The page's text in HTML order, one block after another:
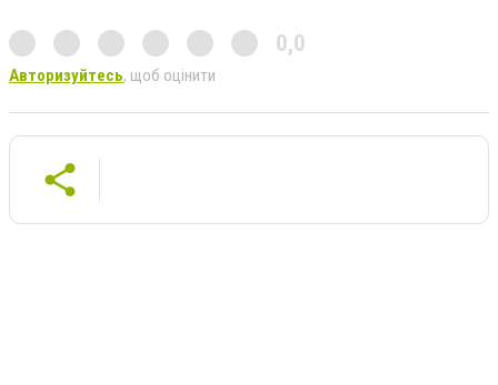
0,0
Авторизуйтесь, щоб оцінити